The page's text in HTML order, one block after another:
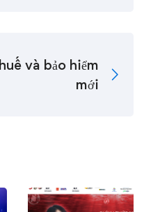
và bảo hiểm
mới